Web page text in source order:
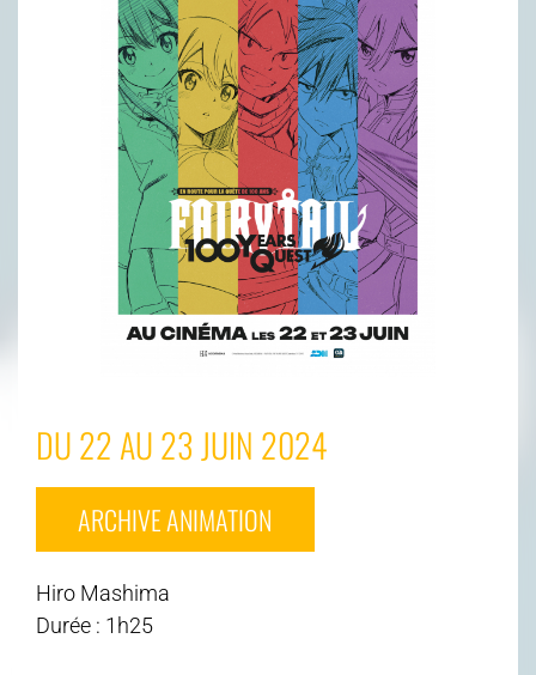
DU 22 AU 23 JUIN 2024
ARCHIVE ANIMATION
Hiro Mashima
Durée : 1h25